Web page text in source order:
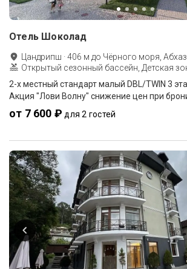
Отель Шоколад
Цандрипш ·406 м до Чёрного моря,
Открытый сезонный бассейн, Детская
2-x местный стандарт малый DBL/TWIN 3
от 7 600 ₽ для 2 гостей